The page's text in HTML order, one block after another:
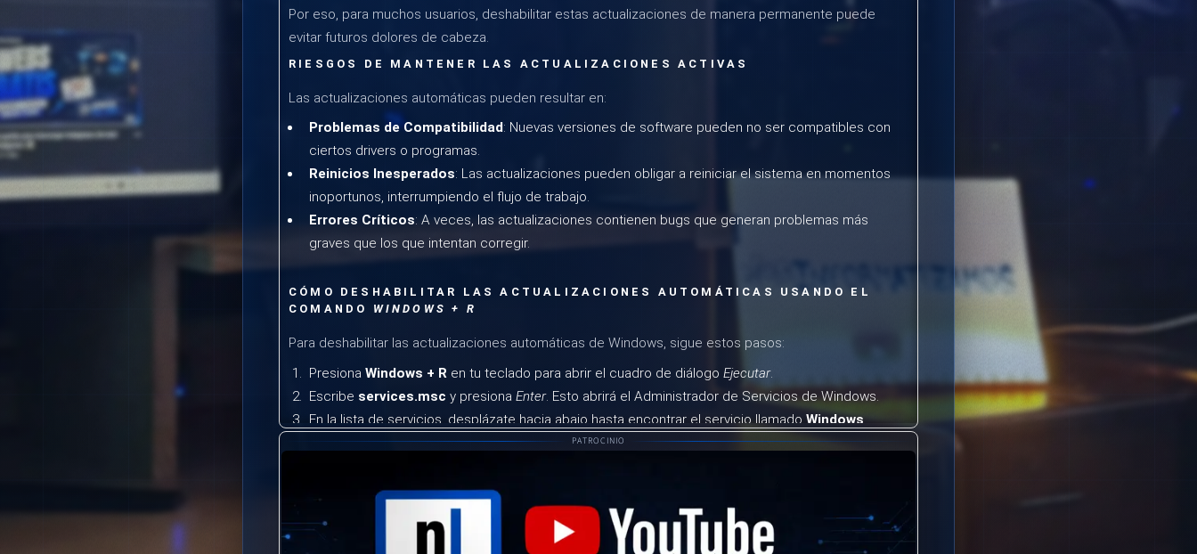
Por eso, para muchos usuarios, deshabilitar estas actualizaciones de manera permanente puede
evitar futuros dolores de cabeza.
RIESGOS DE MANTENER LAS ACTUALIZACIONES ACTIVAS
Las actualizaciones automáticas pueden resultar en:
Problemas de Compatibilidad: Nuevas versiones de software pueden no ser compatibles con
ciertos drivers o programas.
Reinicios Inesperados: Las actualizaciones pueden obligar a reiniciar el sistema en momentos
inoportunos, interrumpiendo el flujo de trabajo.
Errores Críticos: A veces, las actualizaciones contienen bugs que generan problemas más
graves que los que intentan corregir.
CÓMO DESHABILITAR LAS ACTUALIZACIONES AUTOMÁTICAS USANDO EL
COMANDO WINDOWS + R
Para deshabilitar las actualizaciones automáticas de Windows, sigue estos pasos:
Presiona Windows + R en tu teclado para abrir el cuadro de diálogo Ejecutar.
Escribe services.msc y presiona Enter. Esto abrirá el Administrador de Servicios de Windows.
En la lista de servicios, desplázate hacia abajo hasta encontrar el servicio llamado Windows
Update.
En la ventana de propiedades, busca la opción
si el servicio está actualmente en ejecución.
Presiona
y luego para guardar los cambios.
PATROCINIO